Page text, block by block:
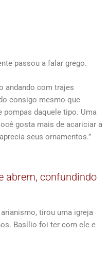
passou a falar grego.
andando com trajes
consigo mesmo que
pompas daquele tipo. Uma
gosta mais de acariciar a
seus ornamentos.”
abrem, confundindo
tirou uma igreja
Basílio foi ter com ele e